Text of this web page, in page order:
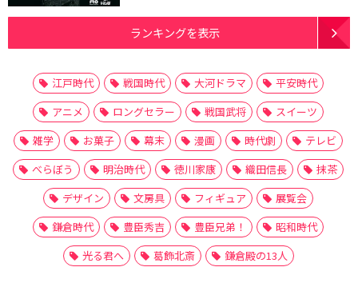
ランキングを表示
江戸時代 戦国時代 大河ドラマ
平安時代
アニメ
ロングセラー 戦国武将
スイーツ
雑学
お菓子 幕末 漫画 時代劇
テレビ
べらぼう
明治時代 徳川家康 織田信長
抹茶
デザイン
文房具 フィギュア
展覧会
鎌倉時代
豊臣秀吉 豊臣兄弟！
昭和時代
光る君へ
葛飾北斎 鎌倉殿の13人